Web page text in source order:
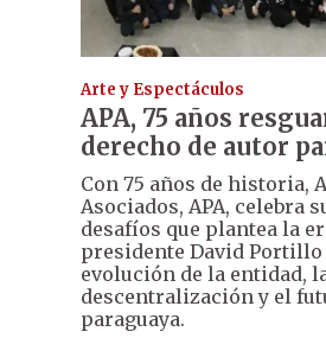
Arte y Espectáculos
APA, 75 años
derecho de autor
Con 75 años de historia,
Asociados, APA, celebra
desafíos que plantea la
presidente David Portillo
evolución de la entidad,
descentralización y el
paraguaya.